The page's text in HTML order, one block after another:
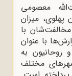
معصومی
پهلوی، میزان
با
با عنوان
به
مختلف